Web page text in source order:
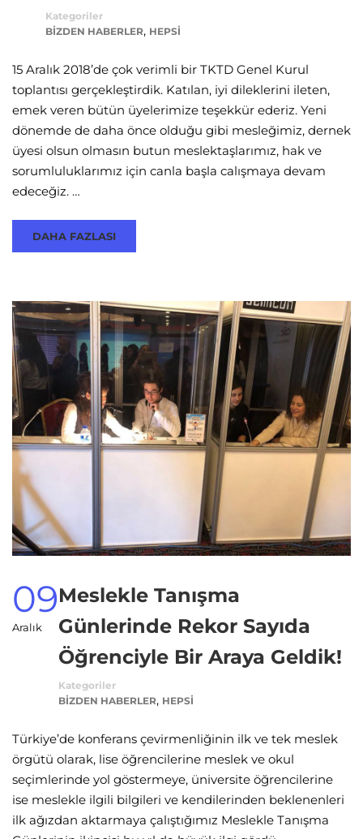
Kategoriler
BIZDEN HABERLER, HEPSI
15 Aralık 2018’de çok verimli bir TKTD Genel Kurul
toplantısı gerçekleştirdik. Katılan, iyi dileklerini ileten,
emek veren bütün üyelerimize teşekkür ederiz. Yeni
dönemde de daha önce olduğu gibi mesleğimiz, dernek
üyesi olsun olmasın butun meslektaşlarımız, hak ve
sorumluluklarımız için canla başla calışmaya devam
edeceğiz. …
DAHA FAZLASI
09
Aralık
Meslekle Tanışma
Günlerinde Rekor Sayıda
Öğrenciyle Bir Araya Geldik!
Kategoriler
BIZDEN HABERLER, HEPSI
Türkiye’de konferans çevirmenliğinin ilk ve tek meslek
örgütü olarak, lise öğrencilerine meslek ve okul
seçimlerinde yol göstermeye, üniversite öğrencilerine
ise meslekle ilgili bilgileri ve kendilerinden beklenenleri
ilk ağızdan aktarmaya çalıştığımız Meslekle Tanışma